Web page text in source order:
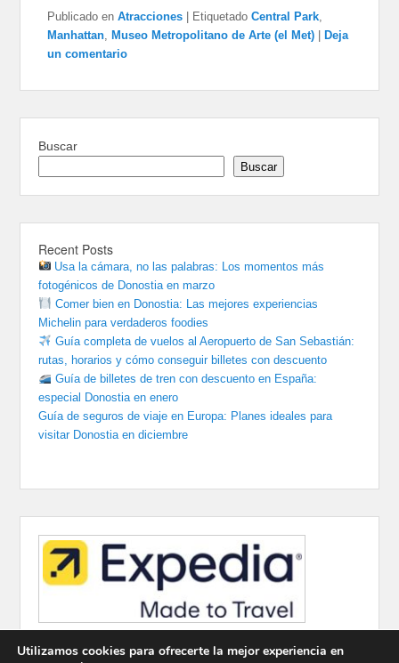
Publicado en Atracciones Etiquetado Central Park,
Manhattan, Museo Metropolitano de Arte (el Met)
Deja
un comentario
Buscar
Buscar
Recent Posts
Usa la cámara, no las palabras: Los momentos más
fotogénicos de Donostia en marzo
Comer bien en Donostia: Las mejores experiencias
Michelin para verdaderos foodies
Guía completa de vuelos al Aeropuerto de San Sebastián:
rutas, horarios y cómo conseguir billetes con descuento
Guía de billetes de tren con descuento en España:
especial Donostia en enero
Guía de seguros de viaje en Europa: Planes ideales para
visitar Donostia en diciembre
Utilizamos cookies para ofrecerte la mejor experiencia en